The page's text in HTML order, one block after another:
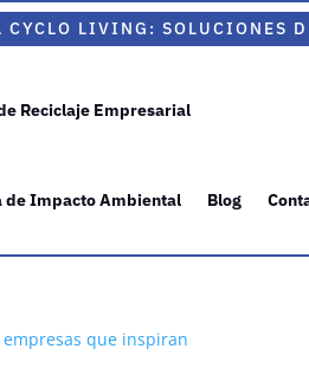
LIVING: SOLUCIONES
Reciclaje Empresarial
de Impacto Ambiental Blog